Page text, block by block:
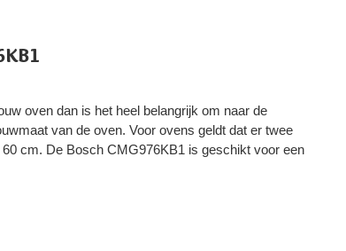
oven dan is het heel belangrijk om naar de
van de oven. Voor ovens geldt dat er twee
cm. De Bosch CMG976KB1 is geschikt voor een